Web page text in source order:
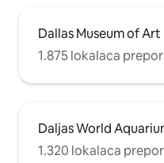
Dallas Museum of Art
1.875 lokalaca
Daljas World
1.320 lokalaca